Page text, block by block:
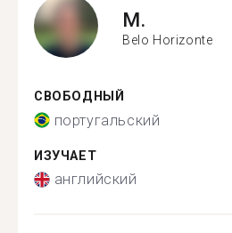
M.
Belo Horizonte
СВОБОДНЫЙ
португальский
ИЗУЧАЕТ
английский